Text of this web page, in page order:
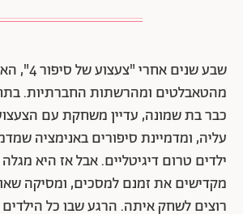
שבע שנים
מהטאבלטים ומהרשתות החברתיות.
כבר בת שמונה, עדיין משחקת עם
עליה, ומדמיינת סיפורים באנימציה
ילדים טרום דיגיטליים. אבל אז היא מגלה
מקדישים את זמנם למסכים, ומסיקה
רוצים לשחק איתה. הרגע שבו כל